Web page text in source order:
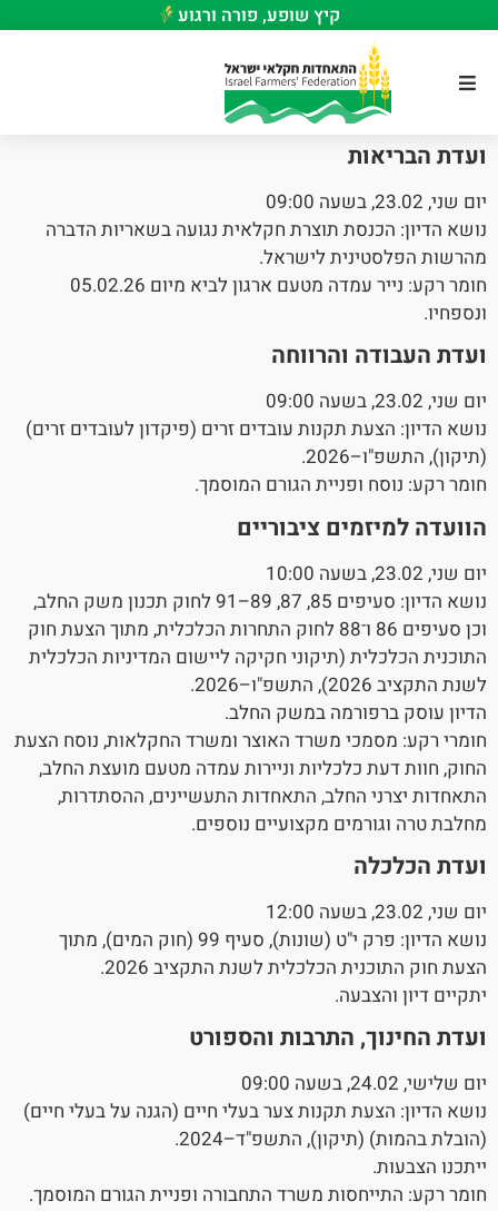
קיץ שופע, פורה ורגוע
ועדת הבריאות
יום שני, 23.02, בשעה 09:00
נושא הדיון: הכנסת תוצרת חקלאית נגועה בשאריות הדברה
מהרשות הפלסטינית לישראל.
חומר רקע: נייר עמדה מטעם ארגון לביא מיום 05.02.26
ונספחיו.
ועדת העבודה והרווחה
יום שני, 23.02, בשעה 09:00
נושא הדיון: הצעת תקנות עובדים זרים (פיקדון לעובדים זרים)
(תיקון), התשפ"ו–2026.
חומר רקע: נוסח ופניית הגורם המוסמך.
הוועדה למיזמים ציבוריים
יום שני, 23.02, בשעה 10:00
נושא הדיון: סעיפים 85, 87, 89–91 לחוק תכנון משק החלב,
וכן סעיפים 86 ו־88 לחוק התחרות הכלכלית, מתוך הצעת חוק
התוכנית הכלכלית (תיקוני חקיקה ליישום המדיניות הכלכלית
לשנת התקציב 2026), התשפ"ו–2026.
הדיון עוסק ברפורמה במשק החלב.
חומרי רקע: מסמכי משרד האוצר ומשרד החקלאות, נוסח הצעת
החוק, חוות דעת כלכליות וניירות עמדה מטעם מועצת החלב,
התאחדות יצרני החלב, התאחדות התעשיינים, ההסתדרות,
מחלבת טרה וגורמים מקצועיים נוספים.
ועדת הכלכלה
יום שני, 23.02, בשעה 12:00
נושא הדיון: פרק י"ט (שונות), סעיף 99 (חוק המים), מתוך
הצעת חוק התוכנית הכלכלית לשנת התקציב 2026.
יתקיים דיון והצבעה.
ועדת החינוך, התרבות והספורט
יום שלישי, 24.02, בשעה 09:00
נושא הדיון: הצעת תקנות צער בעלי חיים (הגנה על בעלי חיים)
(הובלת בהמות) (תיקון), התשפ"ד–2024.
ייתכנו הצבעות.
חומר רקע: התייחסות משרד התחבורה ופניית הגורם המוסמך.